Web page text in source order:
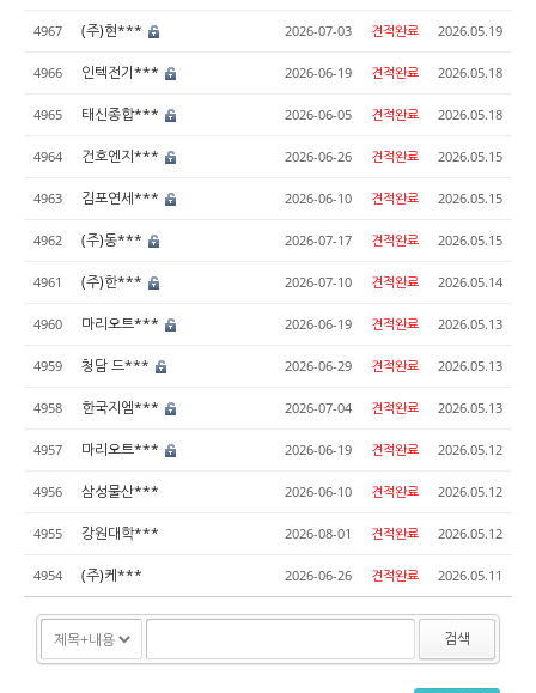
4967 (주)현*** 2026-07-03 견적완료 2026.05.19
4966 인텍전기*** 2026-06-19 견적완료 2026.05.18
4965 태신종합*** 2026-06-05 견적완료 2026.05.18
4964 건호엔지*** 2026-06-26 견적완료 2026.05.15
4963 김포연세*** 2026-06-10 견적완료 2026.05.15
4962 (주)동*** 2026-07-17 견적완료 2026.05.15
4961 (주)한*** 2026-07-10 견적완료 2026.05.14
4960 마리오트*** 2026-06-19 견적완료 2026.05.13
4959 청담 드*** 2026-06-29 견적완료 2026.05.13
4958 한국지엠*** 2026-07-04 견적완료 2026.05.13
4957 마리오트*** 2026-06-19 견적완료 2026.05.12
4956 삼성물산*** 2026-06-10 견적완료 2026.05.12
4955 강원대학*** 2026-08-01 견적완료 2026.05.12
4954 (주)케*** 2026-06-26 견적완료 2026.05.11
검색